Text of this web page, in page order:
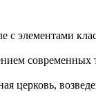
элементами
церковь,